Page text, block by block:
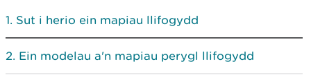
Sut i herio ein mapiau llifogydd
Ein modelau a'n mapiau perygl llifogydd